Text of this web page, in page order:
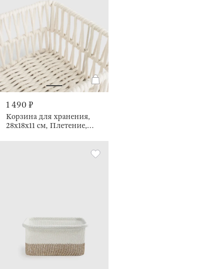
1 490 ₽
Корзина для хранения,
28х18x11 см, Плетение,